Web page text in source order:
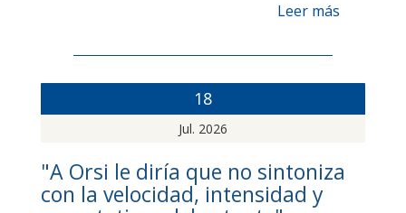
Leer más
18
Jul. 2026
"A Orsi le diría que no sintoniza
con la velocidad, intensidad y